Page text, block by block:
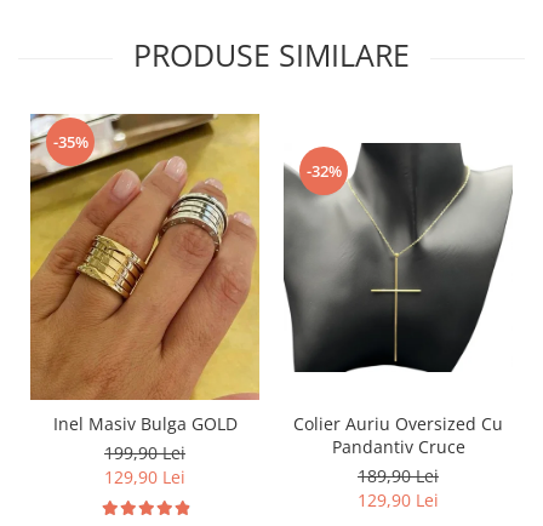
PRODUSE SIMILARE
-35%
Inel Masiv Bulga GOLD
199,90 Lei
129,90 Lei
-32%
Colier Auriu Oversized Cu
Pandantiv Cruce
189,90 Lei
129,90 Lei